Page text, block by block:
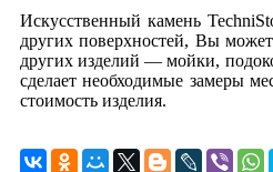
Искусственный камень
других поверхностей, Вы
других изделий — мойки,
сделает необходимые замеры
стоимость изделия.